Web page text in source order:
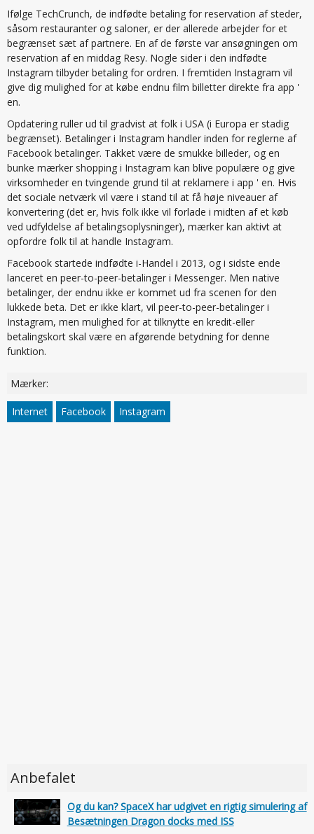
Ifølge TechCrunch, de indfødte betaling for reservation af steder,
såsom restauranter og saloner, er der allerede arbejder for et
begrænset sæt af partnere. En af de første var ansøgningen om
reservation af en middag Resy. Nogle sider i den indfødte
Instagram tilbyder betaling for ordren. I fremtiden Instagram vil
give dig mulighed for at købe endnu film billetter direkte fra app '
en.
Opdatering ruller ud til gradvist at folk i USA (i Europa er stadig
begrænset). Betalinger i Instagram handler inden for reglerne af
Facebook betalinger. Takket være de smukke billeder, og en
bunke mærker shopping i Instagram kan blive populære og give
virksomheder en tvingende grund til at reklamere i app ' en. Hvis
det sociale netværk vil være i stand til at få høje niveauer af
konvertering (det er, hvis folk ikke vil forlade i midten af et køb
ved udfyldelse af betalingsoplysninger), mærker kan aktivt at
opfordre folk til at handle Instagram.
Facebook startede indfødte i-Handel i 2013, og i sidste ende
lanceret en peer-to-peer-betalinger i Messenger. Men native
betalinger, der endnu ikke er kommet ud fra scenen for den
lukkede beta. Det er ikke klart, vil peer-to-peer-betalinger i
Instagram, men mulighed for at tilknytte en kredit-eller
betalingskort skal være en afgørende betydning for denne
funktion.
Mærker:
Internet Facebook Instagram
Anbefalet
Og du kan? SpaceX har udgivet en rigtig simulering af
Besætningen Dragon docks med ISS